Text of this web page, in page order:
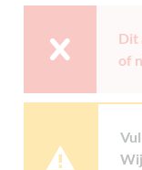
Dit
of